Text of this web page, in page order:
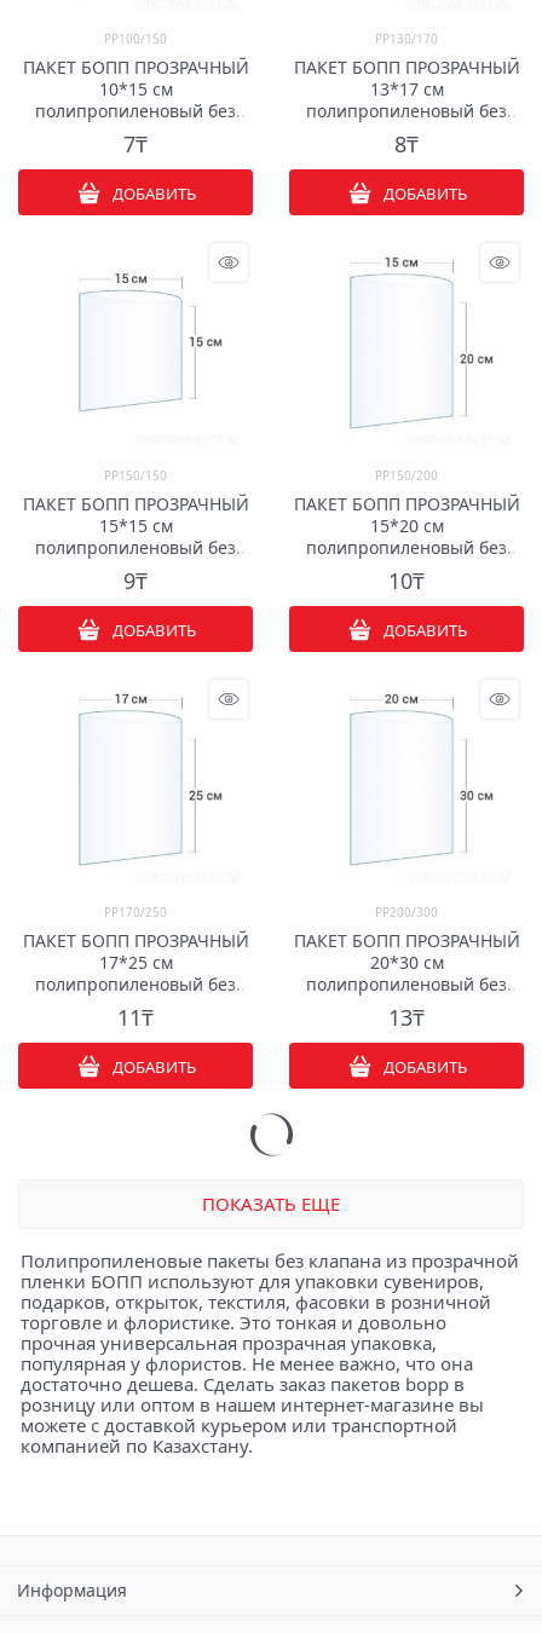
PP100/150
ПАКЕТ БОПП ПРОЗРАЧНЫЙ
10*15 см
полипропиленовый без
клапана
7₸
ДОБАВИТЬ
PP130/170
ПАКЕТ БОПП ПРОЗРАЧНЫЙ
13*17 см
полипропиленовый без
клапана
8₸
ДОБАВИТЬ
PP150/150
ПАКЕТ БОПП ПРОЗРАЧНЫЙ
15*15 см
полипропиленовый без
клапана
9₸
ДОБАВИТЬ
PP150/200
ПАКЕТ БОПП ПРОЗРАЧНЫЙ
15*20 см
полипропиленовый без
клапана
10₸
ДОБАВИТЬ
PP170/250
ПАКЕТ БОПП ПРОЗРАЧНЫЙ
17*25 см
полипропиленовый без
клапана
11₸
ДОБАВИТЬ
PP200/300
ПАКЕТ БОПП ПРОЗРАЧНЫЙ
20*30 см
полипропиленовый без
клапана
13₸
ДОБАВИТЬ
ПОКАЗАТЬ ЕЩЕ
Полипропиленовые пакеты без клапана из прозрачной
пленки БОПП используют для упаковки сувениров,
подарков, открыток, текстиля, фасовки в розничной
торговле и флористике. Это тонкая и довольно
прочная универсальная прозрачная упаковка,
популярная у флористов. Не менее важно, что она
достаточно дешева. Сделать заказ пакетов bopp в
розницу или оптом в нашем интернет-магазине вы
можете с доставкой курьером или транспортной
компанией по Казахстану.
Информация